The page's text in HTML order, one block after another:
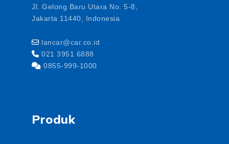
Jl. Gelong Baru Utara No. 5-8,
Jakarta 11440, Indonesia
lancar@car.co.id
021 3951 6888
0855-999-1000
Produk